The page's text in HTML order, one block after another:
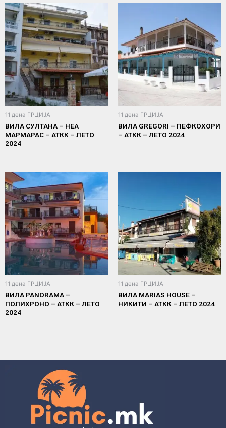
11 дена ГРЦИЈА
ВИЛА СУЛТАНА – НЕА
МАРМАРАС – АТКК – ЛЕТО
2024
11 дена ГРЦИЈА
ВИЛА GREGORI – ПЕФКОХОРИ
– АТКК – ЛЕТО 2024
11 дена ГРЦИЈА
ВИЛА PANORAMA –
ПОЛИХРОНО – АТКК – ЛЕТО
2024
11 дена ГРЦИЈА
ВИЛА MARIAS HOUSE –
НИКИТИ – АТКК – ЛЕТО 2024